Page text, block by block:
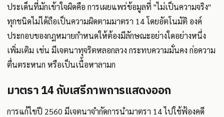
ประเด็นที่มักเข้าใจผิดคือ การเผยแพร่ข้อมูลที่ "ไม่เป็นความจริง"
ทุกชนิดไม่ได้ถือเป็นความผิดตามมาตรา 14 โดยอัตโนมัติ องค์
ประกอบของกฎหมายกำหนดให้ต้องมีลักษณะอย่างใดอย่างหนึ่ง
เพิ่มเติม เช่น มีเจตนาทุจริตหลอกลวง กระทบความมั่นคง ก่อความ
ตื่นตระหนก หรือเป็นเนื้อหาลามก
มาตรา 14 กับเสรีภาพการแสดงออก
การแก้ไขปี 2560 มีเจตนาจำกัดการนำมาตรา 14 ไปใช้ฟ้องคดี